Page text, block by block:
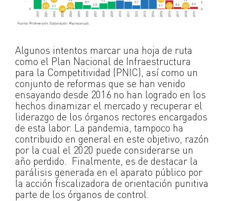
Algunos intentos marcar una hoja de ruta
como el Plan Nacional de Infraestructura
para la Competitividad (PNIC), así como un
conjunto de reformas que se han venido
ensayando desde 2016 no han logrado en los
hechos dinamizar el mercado y recuperar el
liderazgo de los órganos rectores encargados
de esta labor. La pandemia, tampoco ha
contribuido en general en este objetivo, razón
por la cual el 2020 puede considerarse un
año perdido. Finalmente, es de destacar la
parálisis generada en el aparato público por
la acción fiscalizadora de orientación punitiva
parte de los órganos de control.